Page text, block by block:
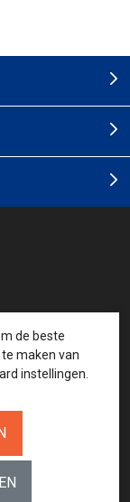
de beste
maken van
instellingen.